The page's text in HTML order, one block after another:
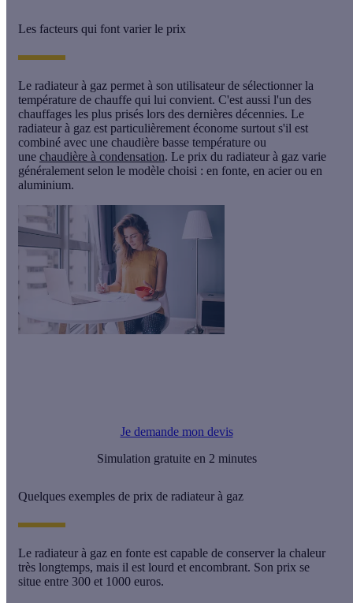
Les facteurs qui font varier le prix
Le radiateur à gaz permet à son utilisateur de sélectionner la
température de chauffe qui lui convient. C'est aussi l'un des
chauffages les plus prisés lors des dernières décennies. Le
radiateur à gaz est particulièrement économe surtout s'il est
combiné avec une chaudière basse température ou
une chaudière à condensation. Le prix du radiateur à gaz varie
généralement selon le modèle choisi : en fonte, en acier ou en
aluminium.
Je demande mon devis
Simulation gratuite en 2 minutes
Quelques exemples de prix de radiateur à gaz
Le radiateur à gaz en fonte est capable de conserver la chaleur
très longtemps, mais il est lourd et encombrant. Son prix se
situe entre 300 et 1000 euros.